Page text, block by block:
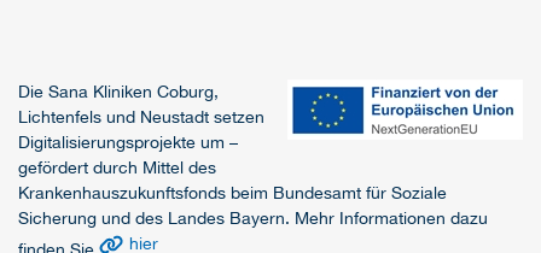
Die Sana Kliniken Coburg,
Lichtenfels und Neustadt setzen
Digitalisierungsprojekte um –
gefördert durch Mittel des
Krankenhauszukunftsfonds beim Bundesamt für Soziale
Sicherung und des Landes Bayern. Mehr Informationen dazu
hier